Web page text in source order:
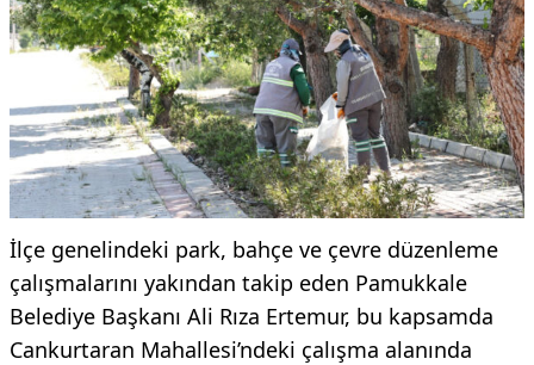
İlçe genelindeki park, bahçe ve çevre düzenleme
çalışmalarını yakından takip eden Pamukkale
Belediye Başkanı Ali Rıza Ertemur, bu kapsamda
Cankurtaran Mahallesi’ndeki çalışma alanında